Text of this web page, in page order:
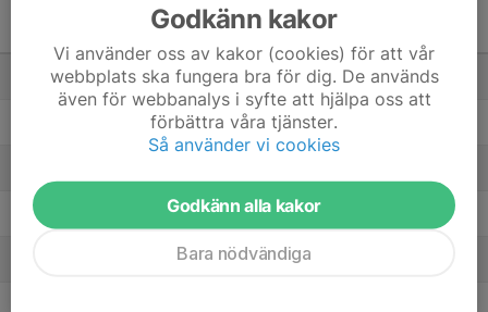
Pantamera Pojkar Röd
1. Nordmarkens IBF 16 16
2. BKI Sunnanå/Hertzöga BK 16
4. Karlstad IBF Ungdom/Bredd 16 30
16
Godkänn kakor
Vi använder oss av kakor (cookies) för att vår
webbplats ska fungera bra för dig. De används
även för webbanalys i syfte att hjälpa oss att
förbättra våra tjänster.
Så använder vi cookies
Godkänn alla kakor
Bara nödvändiga